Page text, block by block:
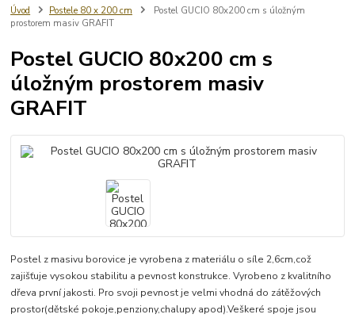
Úvod Postele 80 x 200 cm
Postel GUCIO 80x200 cm s úložným
prostorem masiv GRAFIT
Postel GUCIO 80x200 cm s
úložným prostorem masiv
GRAFIT
Postel z masivu borovice je vyrobena z materiálu o síle 2,6cm,což
zajišťuje vysokou stabilitu a pevnost konstrukce. Vyrobeno z kvalitního
dřeva první jakosti. Pro svoji pevnost je velmi vhodná do zátěžových
prostor(dětské pokoje,penziony,chalupy apod).Veškeré spoje jsou